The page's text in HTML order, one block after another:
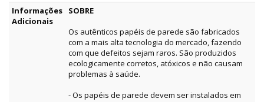
Informações
Adicionais
SOBRE
Os autênticos papéis de parede são fabricados
com a mais alta tecnologia do mercado, fazendo
com que defeitos sejam raros. São produzidos
ecologicamente corretos, atóxicos e não causam
problemas à saúde.
- Os papéis de parede devem ser instalados em